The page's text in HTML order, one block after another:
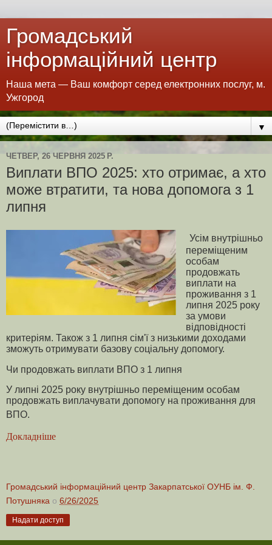
Громадський
інформаційний центр
Наша мета — Ваш комфорт серед електронних послуг, м.
Ужгород
▼
ЧЕТВЕР, 26 ЧЕРВНЯ 2025 Р.
Виплати ВПО 2025: хто отримає, а хто
може втратити, та нова допомога з 1
липня
Усім внутрішньо
переміщеним
особам
продовжать
виплати на
проживання з 1
липня 2025 року
за умови
відповідності
критеріям. Також з 1 липня сім'ї з низькими доходами
зможуть отримувати базову соціальну допомогу.
Чи продовжать виплати ВПО з 1 липня
У липні 2025 року внутрішньо переміщеним особам
продовжать виплачувати допомогу на проживання для
ВПО.
Докладніше
Громадський інформаційний центр Закарпатської ОУНБ ім. Ф.
Потушняка о 6/26/2025
Надати доступ